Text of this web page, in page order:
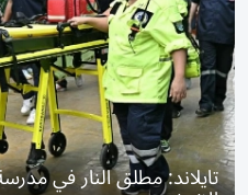
تايلاند: مطلق النار في